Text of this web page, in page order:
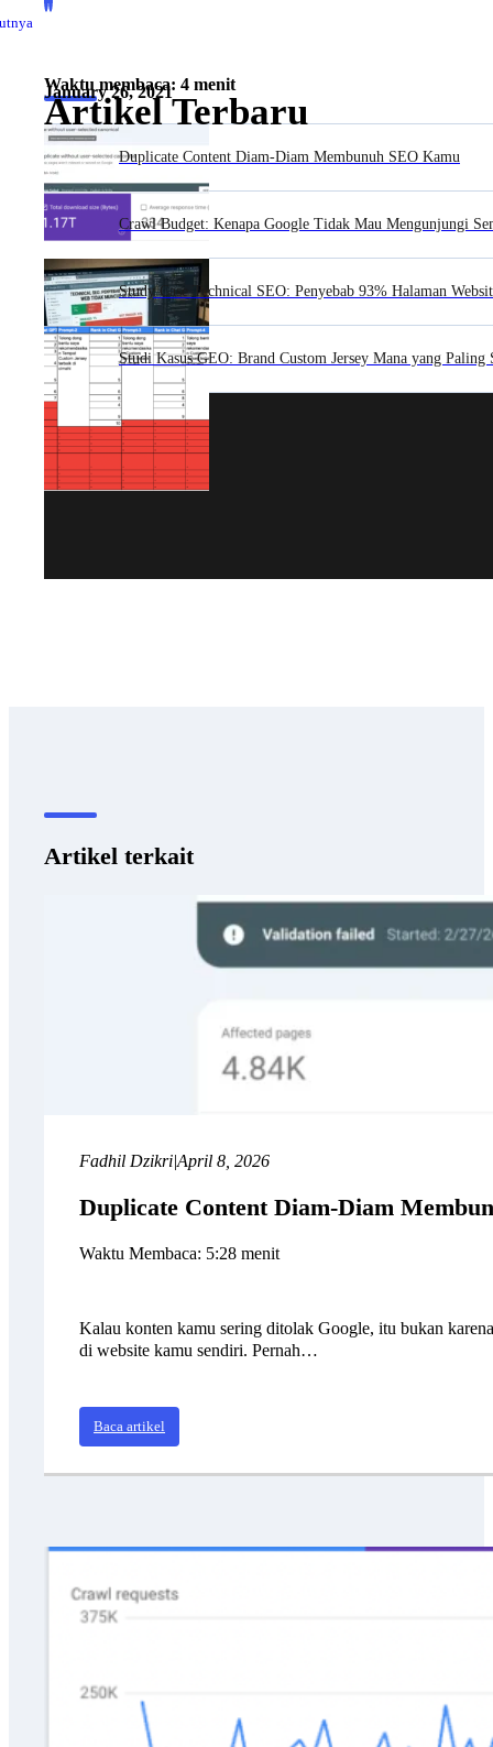
January 26, 2021
Waktu membaca: 4 menit
Artikel Terbaru
Duplicate Content Diam-Diam Membunuh SEO Kamu
Crawl Budget: Kenapa Google Tidak Mau Mengunjungi
Study Case Technical SEO: Penyebab 93% Halaman
Studi Kasus GEO: Brand Custom Jersey Mana yang
Artikel terkait
Fadhil Dzikri|April 8, 2026
Duplicate Content Diam-Diam
Waktu Membaca: 5:28 menit
Kalau konten kamu sering ditolak Google, itu bukan
di website kamu sendiri. Pernah…
Baca artikel